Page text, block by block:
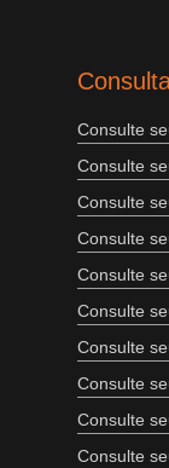
Consulte
Consulte
Consulte
Consulte
Consulte
Consulte
Consulte
Consulte
Consulte
Consulte